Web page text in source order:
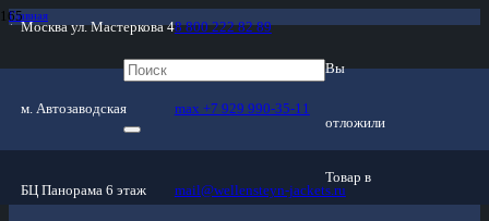
Москва ул. Мастеркова 4
м. Автозаводская
БЦ Панорама 6 этаж
8 800 222 82 89
max +7 929 990-35-11
mail@wellensteyn-jackets.ru
Вы
отложили
Товар в
Главная
/
Трикотаж
T-Shirt Men STMLR-976 Midnightblue